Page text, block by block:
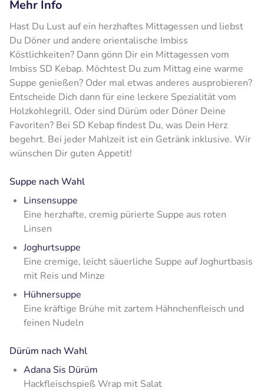
Mehr Info
Hast Du Lust auf ein herzhaftes Mittagessen und liebst
Du Döner und andere orientalische Imbiss
Köstlichkeiten? Dann gönn Dir ein Mittagessen vom
Imbiss SD Kebap. Möchtest Du zum Mittag eine warme
Suppe genießen? Oder mal etwas anderes ausprobieren?
Entscheide Dich dann für eine leckere Spezialität vom
Holzkohlegrill. Oder sind Dürüm oder Döner Deine
Favoriten? Bei SD Kebap findest Du, was Dein Herz
begehrt. Bei jeder Mahlzeit ist ein Getränk inklusive. Wir
wünschen Dir guten Appetit!
Suppe nach Wahl
Linsensuppe
Eine herzhafte, cremig pürierte Suppe aus roten
Linsen
Joghurtsuppe
Eine cremige, leicht säuerliche Suppe auf Joghurtbasis
mit Reis und Minze
Hühnersuppe
Eine kräftige Brühe mit zartem Hähnchenfleisch und
feinen Nudeln
Dürüm nach Wahl
Adana Sis Dürüm
Hackfleischspieß Wrap mit Salat